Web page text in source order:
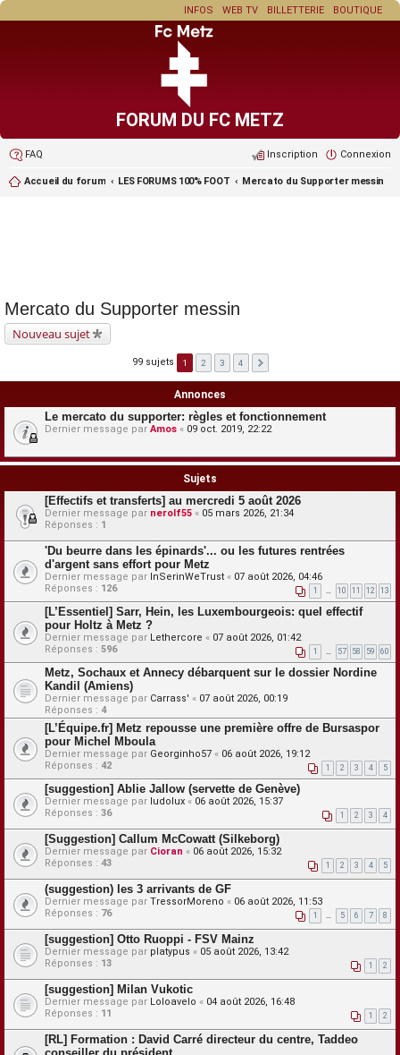
BOUTIQUE
BILLETTERIE
WEB TV
INFOS
FORUM DU FC METZ
FAQ Connexion
Inscription
Accueil du forum LES FORUMS 100% FOOT Mercato du Supporter messin
Mercato du Supporter messin
Nouveau sujet
99 sujets 1 2 3 4
Annonces
Le mercato du supporter: règles et fonctionnement
Dernier message par Amos « 09 oct. 2019, 22:22
Sujets
[Effectifs et transferts] au mercredi 5 août 2026
Dernier message par nerolf55 « 05 mars 2026, 21:34
Réponses : 1
'Du beurre dans les épinards'... ou les futures rentrées
d'argent sans effort pour Metz
Dernier message par InSerinWeTrust « 07 août 2026, 04:46
Réponses : 126 1 … 10 11 12 13
[L’Essentiel] Sarr, Hein, les Luxembourgeois: quel effectif
pour Holtz à Metz ?
Dernier message par Lethercore « 07 août 2026, 01:42
Réponses : 596 1 … 57 58 59 60
Metz, Sochaux et Annecy débarquent sur le dossier Nordine
Kandil (Amiens)
Dernier message par Carrass' « 07 août 2026, 00:19
Réponses : 4
[L’Équipe.fr] Metz repousse une première offre de Bursaspor
pour Michel Mboula
Dernier message par Georginho57 « 06 août 2026, 19:12
Réponses : 42 1 2 3 4 5
[suggestion] Ablie Jallow (servette de Genève)
Dernier message par ludolux « 06 août 2026, 15:37
Réponses : 36 1 2 3 4
[Suggestion] Callum McCowatt (Silkeborg)
Dernier message par Cioran « 06 août 2026, 15:32
Réponses : 43 1 2 3 4 5
(suggestion) les 3 arrivants de GF
Dernier message par TressorMoreno « 06 août 2026, 11:53
Réponses : 76 1 … 5 6 7 8
[suggestion] Otto Ruoppi - FSV Mainz
Dernier message par platypus « 05 août 2026, 13:42
Réponses : 13 1 2
[suggestion] Milan Vukotic
Dernier message par Loloavelo « 04 août 2026, 16:48
Réponses : 11 1 2
[RL] Formation : David Carré directeur du centre, Taddeo